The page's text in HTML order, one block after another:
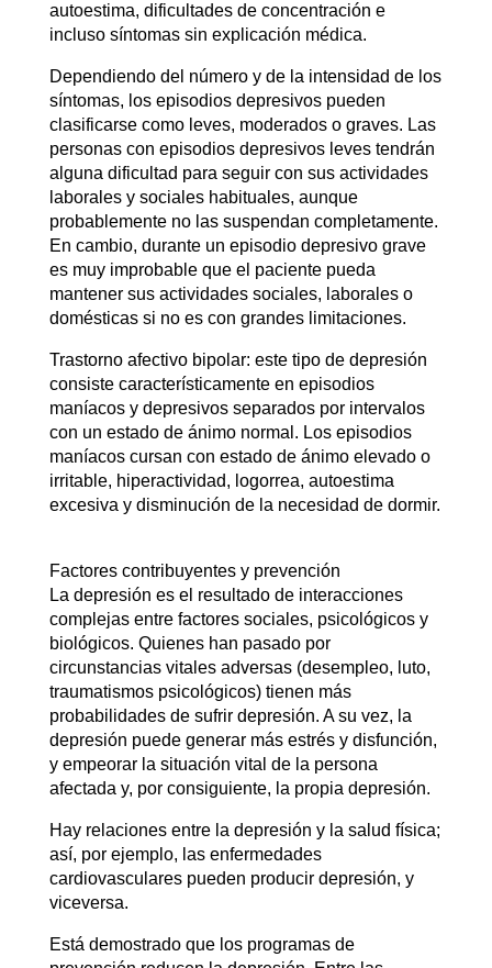
autoestima, dificultades de concentración e
incluso síntomas sin explicación médica.
Dependiendo del número y de la intensidad de los
síntomas, los episodios depresivos pueden
clasificarse como leves, moderados o graves. Las
personas con episodios depresivos leves tendrán
alguna dificultad para seguir con sus actividades
laborales y sociales habituales, aunque
probablemente no las suspendan completamente.
En cambio, durante un episodio depresivo grave
es muy improbable que el paciente pueda
mantener sus actividades sociales, laborales o
domésticas si no es con grandes limitaciones.
Trastorno afectivo bipolar: este tipo de depresión
consiste característicamente en episodios
maníacos y depresivos separados por intervalos
con un estado de ánimo normal. Los episodios
maníacos cursan con estado de ánimo elevado o
irritable, hiperactividad, logorrea, autoestima
excesiva y disminución de la necesidad de dormir.
Factores contribuyentes y prevención
La depresión es el resultado de interacciones
complejas entre factores sociales, psicológicos y
biológicos. Quienes han pasado por
circunstancias vitales adversas (desempleo, luto,
traumatismos psicológicos) tienen más
probabilidades de sufrir depresión. A su vez, la
depresión puede generar más estrés y disfunción,
y empeorar la situación vital de la persona
afectada y, por consiguiente, la propia depresión.
Hay relaciones entre la depresión y la salud física;
así, por ejemplo, las enfermedades
cardiovasculares pueden producir depresión, y
viceversa.
Está demostrado que los programas de